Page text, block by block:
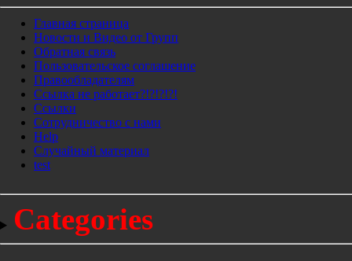
Главная страница
Новости и Видео от Групп
Обратная связь
Пользовательское соглашение
Правообладателям
Ссылка не работает?!?!?!?!
Ссылки
Сотрудничество с нами
Help
Cлучайный материал
test
Categories